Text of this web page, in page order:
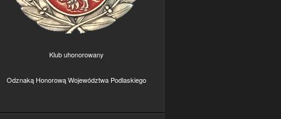
Klub uhonorowany
Odznaką Honorową Województwa Podlaskiego